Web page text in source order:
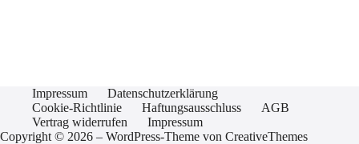
Impressum
Datenschutzerklärung
Cookie-Richtlinie
Haftungsausschluss
AGB
Vertrag widerrufen
Impressum
Copyright © 2026 – WordPress-Theme von CreativeThemes